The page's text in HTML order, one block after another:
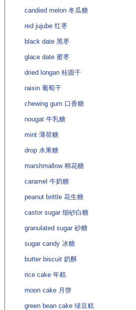
candied melon 冬瓜糖
red jujube 红枣
black date 黑枣
glace date 蜜枣
dried longan 桂圆干
raisin 葡萄干
chewing gum 口香糖
nougat 牛乳糖
mint 薄荷糖
drop 水果糖
marshmallow 棉花糖
caramel 牛奶糖
peanut brittle 花生糖
castor sugar 细砂白糖
granulated sugar 砂糖
sugar candy 冰糖
butter biscuit 奶酥
rice cake 年糕
moon cake 月饼
green bean cake 绿豆糕